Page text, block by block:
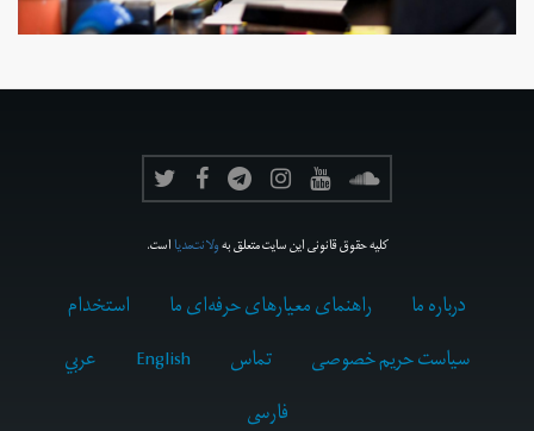
کلیه حقوق قانونی این سایت متعلق بهولانت‌مدیااست.
درباره ما راهنمای معیارهای حرفه‌ای ما
استخدام
سیاست حریم خصوصی
تماس English
عربي
فارسى